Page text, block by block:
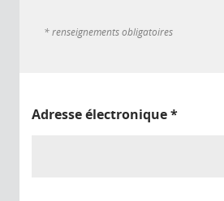
* renseignements obligatoires
Adresse électronique*